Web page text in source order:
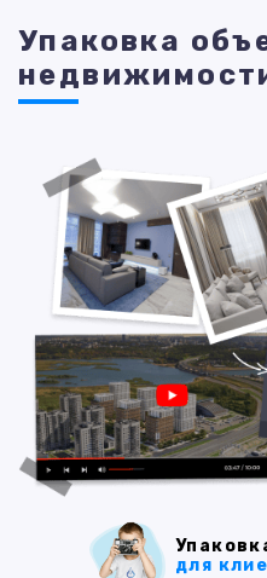
Упаковка
для